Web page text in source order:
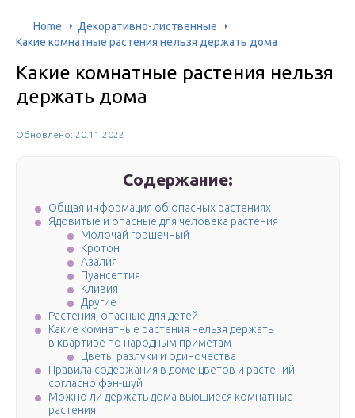
Home
Декоративно-лиственные
Какие комнатные растения нельзя держать дома
Какие комнатные растения нельзя
держать дома
Обновлено: 20.11.2022
Содержание:
Общая информация об опасных растениях
Ядовитые и опасные для человека растения
Молочай горшечный
Кротон
Азалия
Пуансеттия
Кливия
Другие
Растения, опасные для детей
Какие комнатные растения нельзя держать
в квартире по народным приметам
Цветы разлуки и одиночества
Правила содержания в доме цветов и растений
согласно фэн-шуй
Можно ли держать дома вьющиеся комнатные
растения